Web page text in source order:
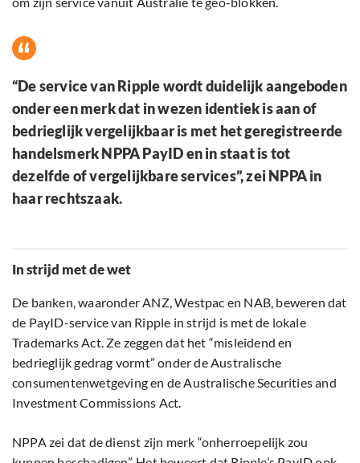
“De service van Ripple wordt duidelijk aangeboden
onder een merk dat in wezen identiek is aan of
bedrieglijk vergelijkbaar is met het geregistreerde
handelsmerk NPPA PayID en in staat is tot
dezelfde of vergelijkbare services”, zei NPPA in
haar rechtszaak.
In strijd met de wet
De banken, waaronder ANZ, Westpac en NAB, beweren dat
de PayID-service van Ripple in strijd is met de lokale
Trademarks Act. Ze zeggen dat het “misleidend en
bedrieglijk gedrag vormt” onder de Australische
consumentenwetgeving en de Australische Securities and
Investment Commissions Act.
NPPA zei dat de dienst zijn merk “onherroepelijk zou